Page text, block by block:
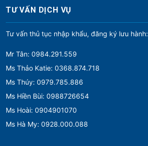
TƯ VẤN DỊCH VỤ
Tư vấn thủ tục nhập khẩu, đăng ký lưu hành:
Mr Tân: 0984.291.559
Ms Thảo Katie: 0368.874.718
Ms Thúy: 0979.785.886
Ms Hiền Bùi: 0988726654
Ms Hoài: 0904901070
Ms Hà My: 0928.000.088